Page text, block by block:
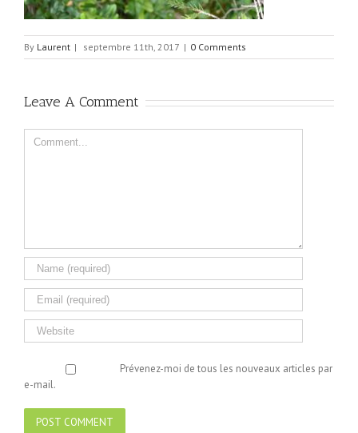
By Laurent | septembre 11th, 2017 | 0 Comments
Leave A Comment
Comment
Prévenez-moi de tous les nouveaux articles par
e-mail.